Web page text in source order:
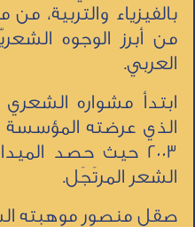
من أبرز الوجوه
العربي.
ابتدأ مشواره
الذي عرضته المؤسسة
2003 حيث حصد
الشعر المرتَجَل.
صقل منصور موهبته